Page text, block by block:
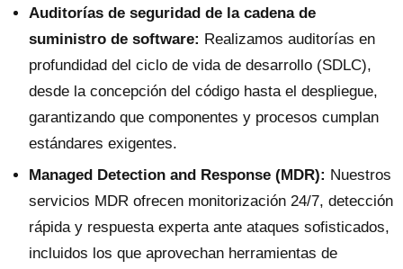
Auditorías de seguridad de la cadena de
suministro de software: Realizamos auditorías en
profundidad del ciclo de vida de desarrollo (SDLC),
desde la concepción del código hasta el despliegue,
garantizando que componentes y procesos cumplan
estándares exigentes.
Managed Detection and Response (MDR): Nuestros
servicios MDR ofrecen monitorización 24/7, detección
rápida y respuesta experta ante ataques sofisticados,
incluidos los que aprovechan herramientas de